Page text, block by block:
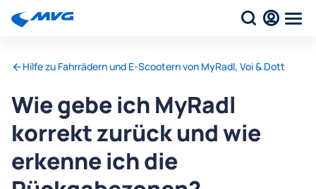
Hilfe zu Fahrrädern und E-Scootern von MyRadl, Voi & Dott
Wie gebe ich MyRadl
korrekt zurück und wie
erkenne ich die